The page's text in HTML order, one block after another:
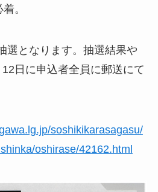
。
選となります。抽選結果や
日に申込者全員に郵送にて
soshikikarasagasu/
oshirase/42162.html